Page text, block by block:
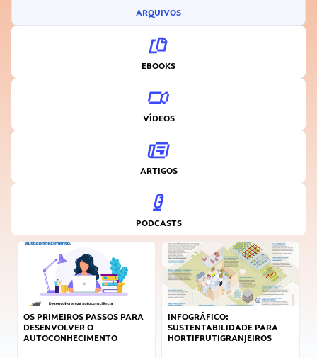
ARQUIVOS
EBOOKS
VÍDEOS
ARTIGOS
PODCASTS
OS PRIMEIROS PASSOS PARA
DESENVOLVER O
AUTOCONHECIMENTO
INFOGRÁFICO:
SUSTENTABILIDADE PARA
HORTIFRUTIGRANJEIROS